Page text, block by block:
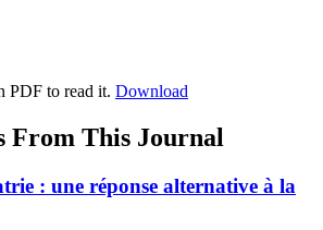
PDF to read it. Download
From This Journal
: une réponse alternative à la